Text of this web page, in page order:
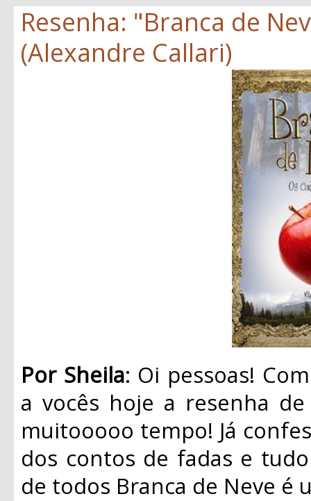
Resenha: "Branca de
(Alexandre Callari)
Por Sheila: Oi pessoas!
a vocês hoje a resenha
muitooooo tempo! Já
dos contos de fadas e
de todos Branca de Neve é